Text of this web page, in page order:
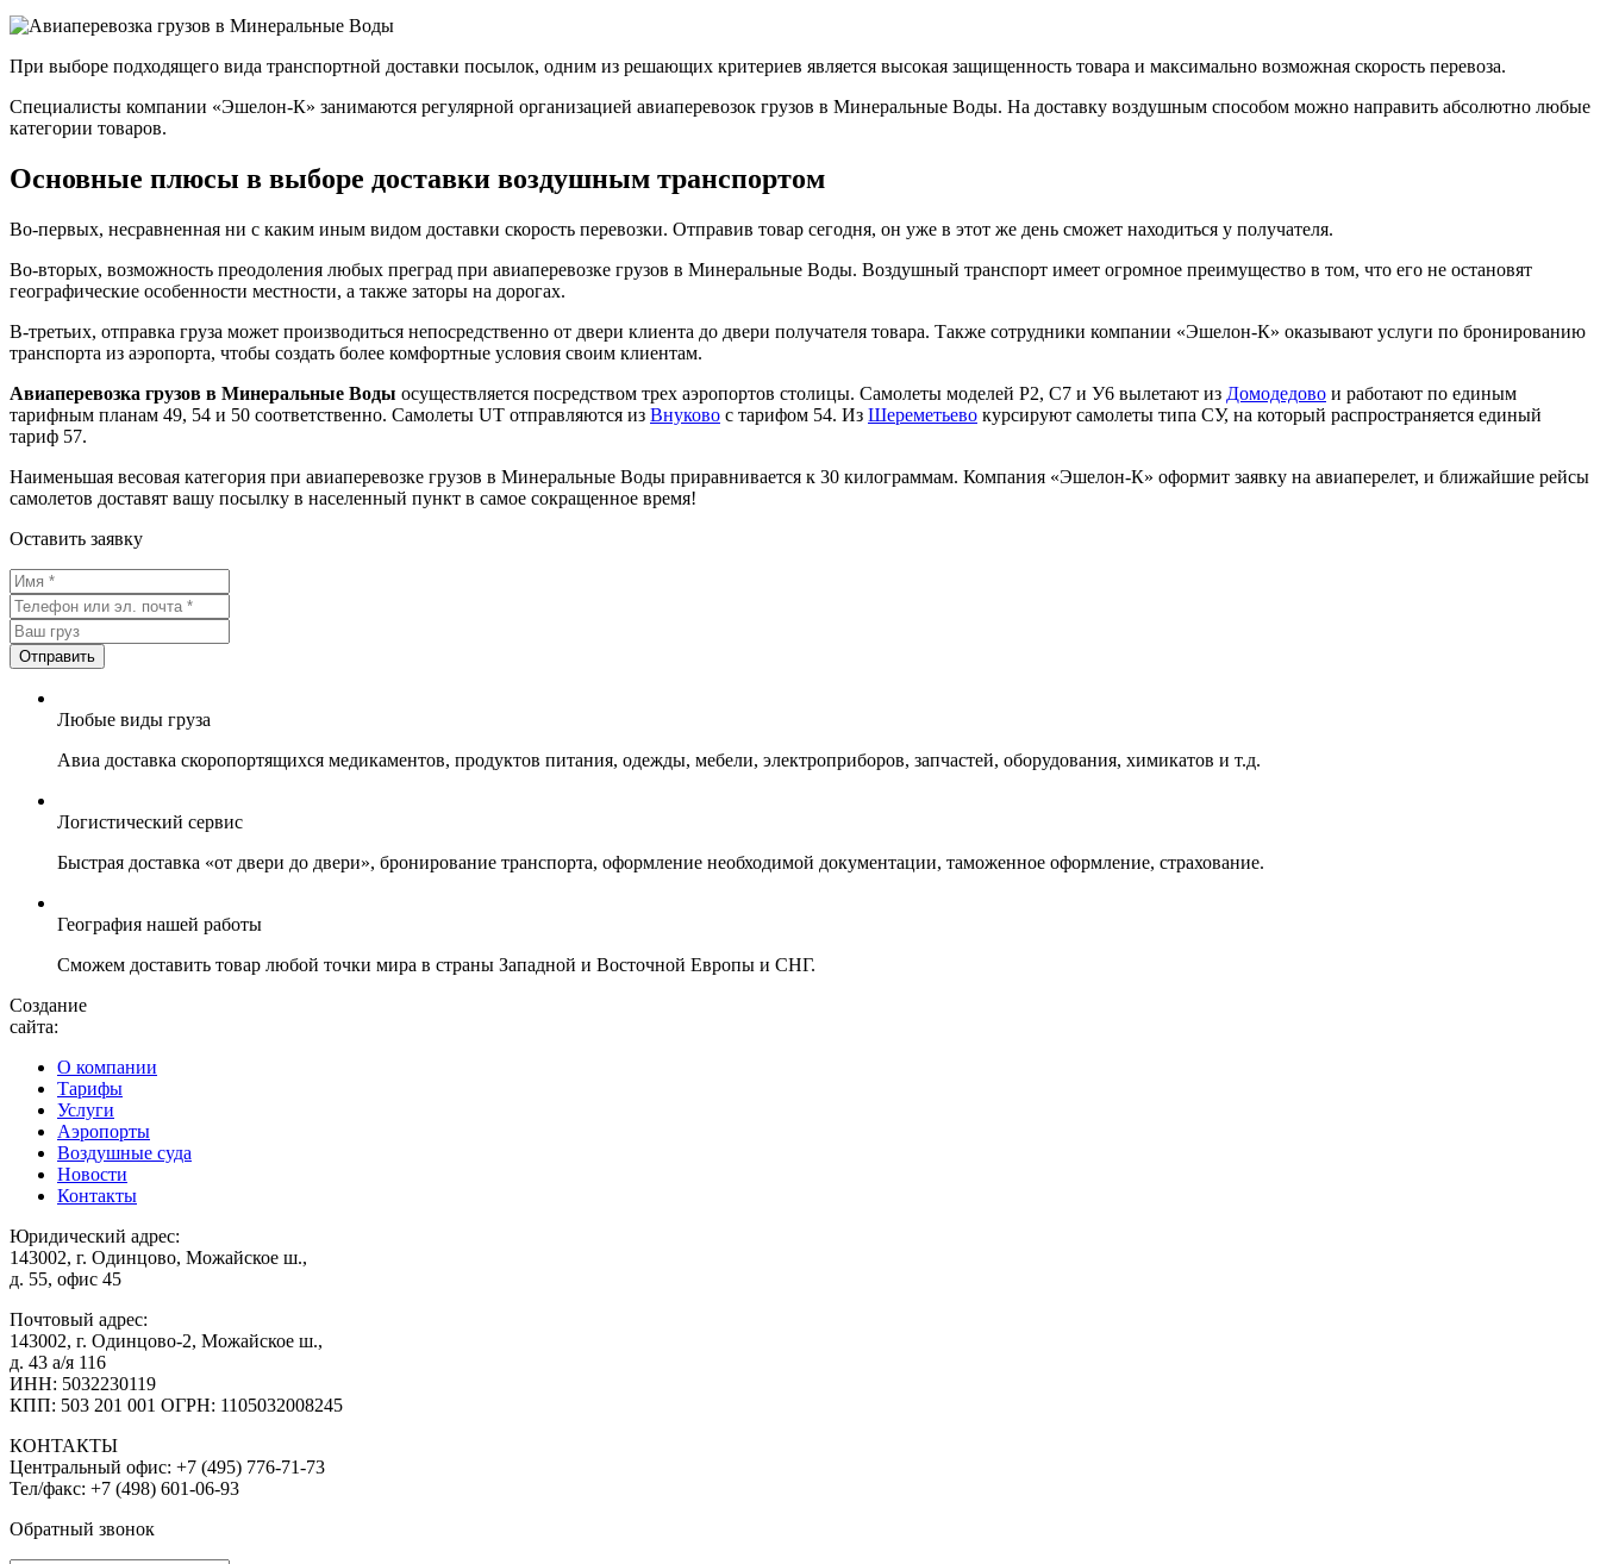
При выборе подходящего вида транспортной доставки посылок, одним из решающих критериев является высокая защищенность товара и максимально возможная скорость перевоза.
Специалисты компании «Эшелон-К» занимаются регулярной организацией авиаперевозок грузов в Минеральные Воды. На доставку воздушным способом можно направить абсолютно любые
категории товаров.
Основные плюсы в выборе доставки воздушным транспортом
Во-первых, несравненная ни с каким иным видом доставки скорость перевозки. Отправив товар сегодня, он уже в этот же день сможет находиться у получателя.
Во-вторых, возможность преодоления любых преград при авиаперевозке грузов в Минеральные Воды. Воздушный транспорт имеет огромное преимущество в том, что его не остановят
географические особенности местности, а также заторы на дорогах.
В-третьих, отправка груза может производиться непосредственно от двери клиента до двери получателя товара. Также сотрудники компании «Эшелон-К» оказывают услуги по бронированию
транспорта из аэропорта, чтобы создать более комфортные условия своим клиентам.
Авиаперевозка грузов в Минеральные Воды осуществляется посредством трех аэропортов столицы. Самолеты моделей Р2, С7 и У6 вылетают из Домодедово и работают по единым
тарифным планам 49, 54 и 50 соответственно. Самолеты UT отправляются из Внуково с тарифом 54. Из Шереметьево курсируют самолеты типа СУ, на который распространяется единый
тариф 57.
Наименьшая весовая категория при авиаперевозке грузов в Минеральные Воды приравнивается к 30 килограммам. Компания «Эшелон-К» оформит заявку на авиаперелет, и ближайшие рейсы
самолетов доставят вашу посылку в населенный пункт в самое сокращенное время!
Оставить заявку
Любые виды груза
Авиа доставка скоропортящихся медикаментов, продуктов питания, одежды, мебели, электроприборов, запчастей, оборудования, химикатов и т.д.
Логистический сервис
Быстрая доставка «от двери до двери», бронирование транспорта, оформление необходимой документации, таможенное оформление, страхование.
География нашей работы
Сможем доставить товар любой точки мира в страны Западной и Восточной Европы и СНГ.
Создание
сайта:
О компании
Тарифы
Услуги
Аэропорты
Воздушные суда
Новости
Контакты
Юридический адрес:
143002, г. Одинцово, Можайское ш.,
д. 55, офис 45
Почтовый адрес:
143002, г. Одинцово-2, Можайское ш.,
д. 43 а/я 116
ИНН: 5032230119
КПП: 503 201 001 ОГРН: 1105032008245
КОНТАКТЫ
Центральный офис: +7 (495) 776-71-73
Тел/факс: +7 (498) 601-06-93
Обратный звонок